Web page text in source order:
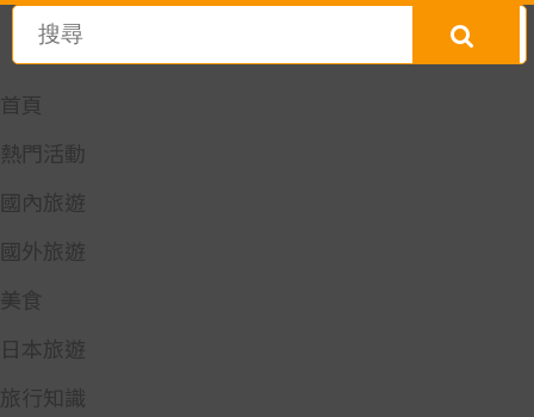
首頁
熱門活動
國內旅遊
國外旅遊
美食
日本旅遊
旅行知識